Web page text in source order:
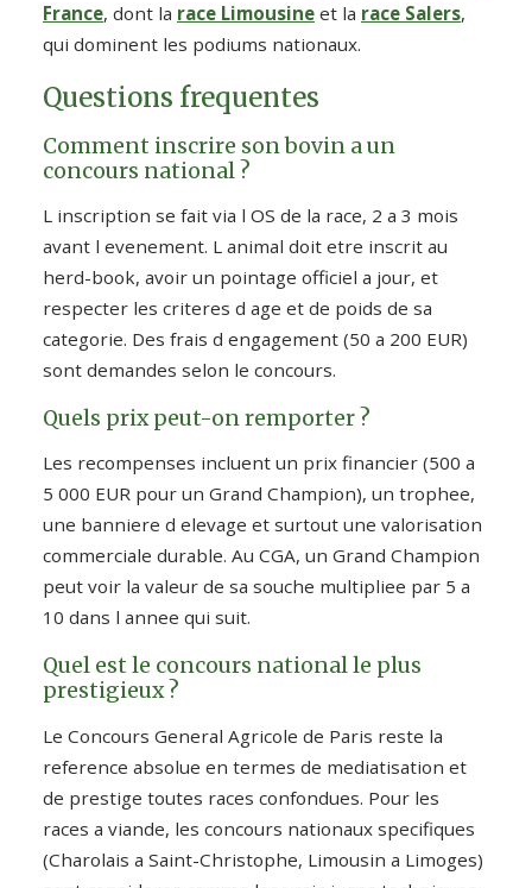
France, dont la race Limousine et la race Salers,
qui dominent les podiums nationaux.
Questions frequentes
Comment inscrire son bovin a un
concours national ?
L inscription se fait via l OS de la race, 2 a 3 mois
avant l evenement. L animal doit etre inscrit au
herd-book, avoir un pointage officiel a jour, et
respecter les criteres d age et de poids de sa
categorie. Des frais d engagement (50 a 200 EUR)
sont demandes selon le concours.
Quels prix peut-on remporter ?
Les recompenses incluent un prix financier (500 a
5 000 EUR pour un Grand Champion), un trophee,
une banniere d elevage et surtout une valorisation
commerciale durable. Au CGA, un Grand Champion
peut voir la valeur de sa souche multipliee par 5 a
10 dans l annee qui suit.
Quel est le concours national le plus
prestigieux ?
Le Concours General Agricole de Paris reste la
reference absolue en termes de mediatisation et
de prestige toutes races confondues. Pour les
races a viande, les concours nationaux specifiques
(Charolais a Saint-Christophe, Limousin a Limoges)